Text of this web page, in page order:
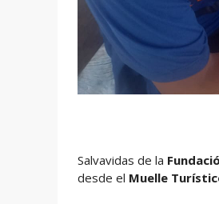
Salvavidas de la
desde el Muelle